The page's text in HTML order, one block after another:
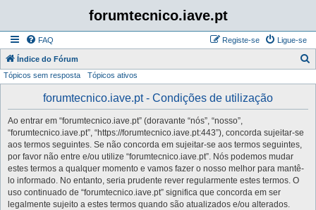
forumtecnico.iave.pt
FAQ Ligue-se
Registe-se
Índice do Fórum
Tópicos sem resposta Tópicos ativos
forumtecnico.iave.pt - Condições de utilização
Ao entrar em “forumtecnico.iave.pt” (doravante “nós”, “nosso”,
“forumtecnico.iave.pt”, “https://forumtecnico.iave.pt:443”), concorda sujeitar-se
aos termos seguintes. Se não concorda em sujeitar-se aos termos seguintes,
por favor não entre e/ou utilize “forumtecnico.iave.pt”. Nós podemos mudar
estes termos a qualquer momento e vamos fazer o nosso melhor para mantê-
lo informado. No entanto, seria prudente rever regularmente estes termos. O
uso continuado de “forumtecnico.iave.pt” significa que concorda em ser
legalmente sujeito a estes termos quando são atualizados e/ou alterados.